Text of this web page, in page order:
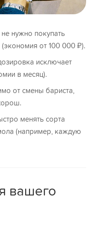
нужно покупать
от 100 000 ₽).
исключает
в месяц).
от смены бариста,
менять сорта
(например, каждую
вашего